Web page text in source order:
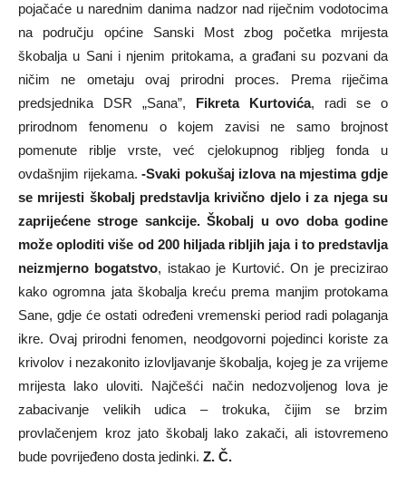
pojačaće u narednim danima nadzor nad riječnim vodotocima
na području općine Sanski Most zbog početka mrijesta
škobalja u Sani i njenim pritokama, a građani su pozvani da
ničim ne ometaju ovaj prirodni proces. Prema riječima
predsjednika DSR „Sana”, Fikreta Kurtovića, radi se o
prirodnom fenomenu o kojem zavisi ne samo brojnost
pomenute riblje vrste, već cjelokupnog ribljeg fonda u
ovdašnjim rijekama.-Svaki pokušaj izlova na mjestima gdje
se mrijesti škobalj predstavlja krivično djelo i za njega su
zaprijećene stroge sankcije. Škobalj u ovo doba godine
može oploditi više od 200 hiljada ribljih jaja i to predstavlja
neizmjerno bogatstvo, istakao je Kurtović. On je precizirao
kako ogromna jata škobalja kreću prema manjim protokama
Sane, gdje će ostati određeni vremenski period radi polaganja
ikre. Ovaj prirodni fenomen, neodgovorni pojedinci koriste za
krivolov i nezakonito izlovljavanje škobalja, kojeg je za vrijeme
mrijesta lako uloviti. Najčešći način nedozvoljenog lova je
zabacivanje velikih udica – trokuka, čijim se brzim
provlačenjem kroz jato škobalj lako zakači, ali istovremeno
bude povrijeđeno dosta jedinki. Z. Č.